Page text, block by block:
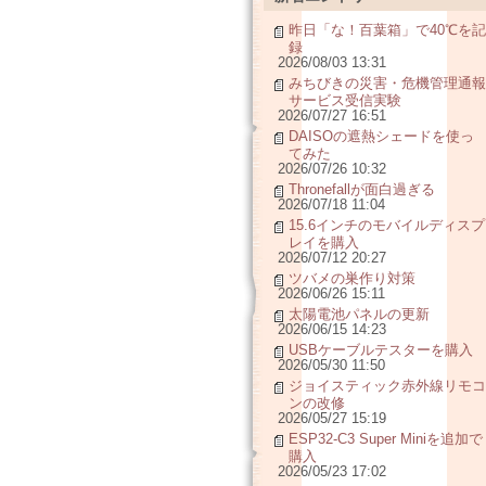
昨日「な！百葉箱」で40℃を記
録
2026/08/03 13:31
みちびきの災害・危機管理通報
サービス受信実験
2026/07/27 16:51
DAISOの遮熱シェードを使っ
てみた
2026/07/26 10:32
Thronefallが面白過ぎる
2026/07/18 11:04
15.6インチのモバイルディスプ
レイを購入
2026/07/12 20:27
ツバメの巣作り対策
2026/06/26 15:11
太陽電池パネルの更新
2026/06/15 14:23
USBケーブルテスターを購入
2026/05/30 11:50
ジョイスティック赤外線リモコ
ンの改修
2026/05/27 15:19
ESP32-C3 Super Miniを追加で
購入
2026/05/23 17:02